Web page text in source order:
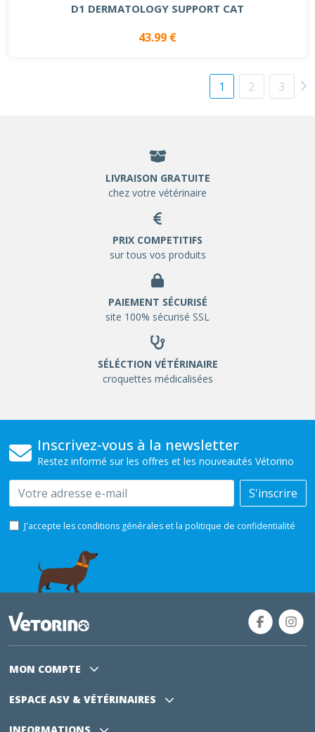
D1 DERMATOLOGY SUPPORT CAT
43.99 €
1 2 3
LIVRAISON GRATUITE
chez votre vétérinaire
PRIX COMPETITIFS
sur tous vos produits
PAIEMENT SÉCURISÉ
site 100% sécurisé SSL
SÉLÉCTION VÉTÉRINAIRE
croquettes médicalisées
Inscrivez-vous à la newsletter
Restez informé sur les offres et les nouveautés Vétorino
Email S'inscrire
J'accepte les conditions générales et la politique de confidentialité
MON COMPTE
ESPACE ASV & VÉTÉRINAIRES